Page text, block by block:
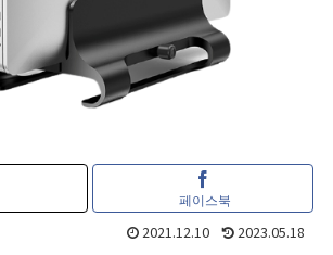
페이스북
2021.12.10 2023.05.18